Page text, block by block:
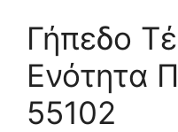
Γήπεδο
Ενότητα
55102